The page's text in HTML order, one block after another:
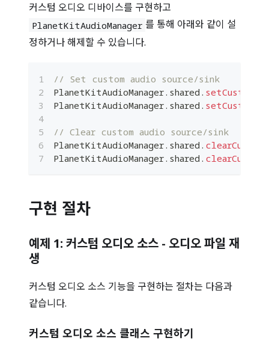
커스텀 오디오 디바이스를 구현하고
PlanetKitAudioManager 를 통해 아래와 같이 설
정하거나 해제할 수 있습니다.
// Set custom audio source/sink
PlanetKitAudioManager. shared .
PlanetKitAudioManager. shared .
// Clear custom audio source/sink
PlanetKitAudioManager. shared .
PlanetKitAudioManager. shared .
구현 절차
예제 1: 커스텀 오디오 소스 - 오디오 파일 재
생
커스텀 오디오 소스 기능을 구현하는 절차는 다음과
같습니다.
커스텀 오디오 소스 클래스 구현하기